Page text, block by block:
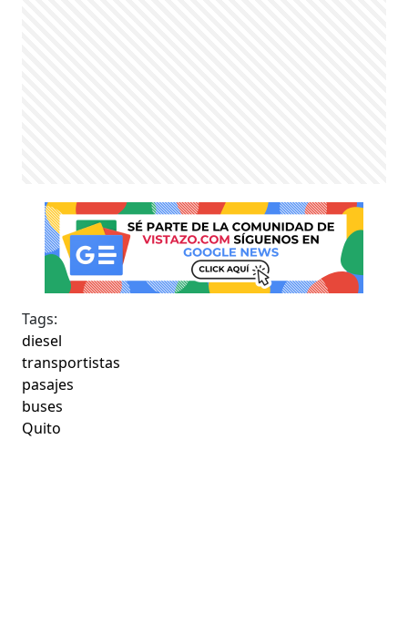
Tags:
diesel
transportistas
pasajes
buses
Quito